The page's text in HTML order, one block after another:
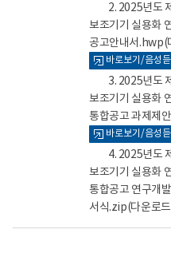
2. 2025년도
보조기기 실용화
공고안내서.hwp(
바로보기/음성듣
3. 2025년도
보조기기 실용화
통합공고 과제제
바로보기/음성듣
4. 2025년도
보조기기 실용화
통합공고 연구개
서식.zip(다운로